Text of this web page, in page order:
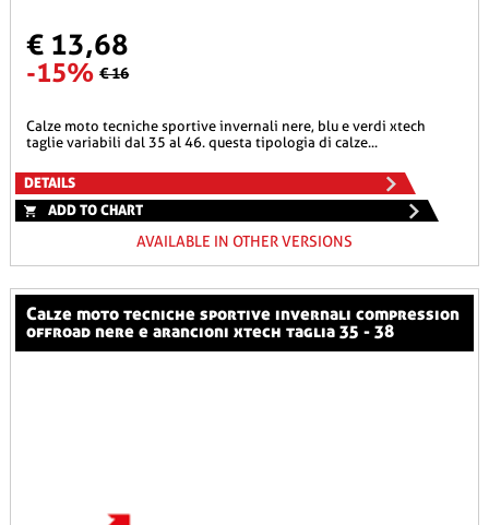
€ 13,68
-15% € 16
calze moto tecniche sportive invernali nere, blu e verdi xtech
taglie variabili dal 35 al 46. questa tipologia di calze...
DETAILS
ADD TO CHART
AVAILABLE IN OTHER VERSIONS
calze moto tecniche sportive invernali compression
offroad nere e arancioni xtech taglia 35 - 38